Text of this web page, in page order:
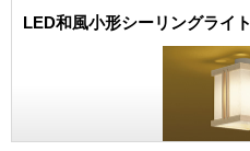
LED和風小形シーリングライト